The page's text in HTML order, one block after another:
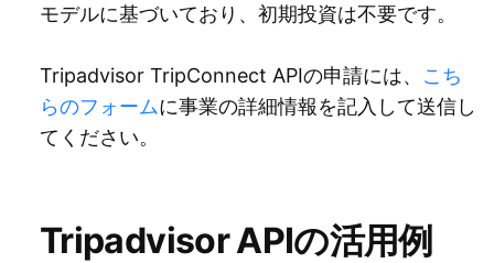
モデルに基づいており、初期投資は不要です。
Tripadvisor TripConnect APIの申請には、 こち
らのフォームに事業の詳細情報を記入して送信し
てください。
Tripadvisor APIの活用例